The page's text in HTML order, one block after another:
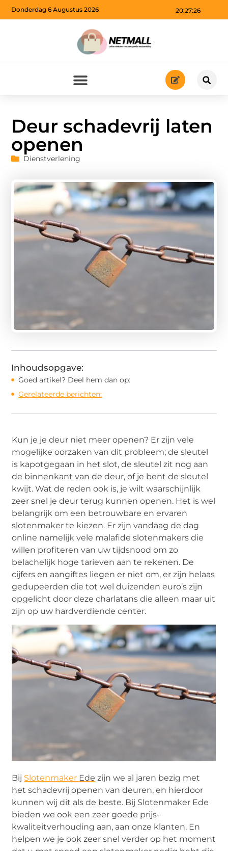
20:27:27
Donderdag 6 Augustus 2026
Deur schadevrij laten
openen
Dienstverlening
Inhoudsopgave:
Goed artikel? Deel hem dan op:
Gerelateerde berichten:
Kun je je deur niet meer openen? Er zijn vele
mogelijke oorzaken van dit probleem; de sleutel
is kapotgegaan in het slot, de sleutel zit nog aan
de binnenkant van de deur, of je bent de sleutel
kwijt. Wat de reden ook is, je wilt waarschijnlijk
zeer snel je deur terug kunnen openen. Het is wel
belangrijk om een betrouwbare en ervaren
slotenmaker te kiezen. Er zijn vandaag de dag
online namelijk vele malafide slotenmakers die
willen profiteren van uw tijdsnood om zo
belachelijk hoge tarieven aan te rekenen. De
cijfers en aangiftes liegen er niet om, er zijn helaas
gedupeerden die tot wel duizenden euro’s zijn
opgelicht door deze charlatans die alleen maar uit
zijn op uw hardverdiende center.
Bij Slotenmaker Ede zijn we al jaren bezig met
het schadevrij openen van deuren, en hierdoor
kunnen wij dit als de beste. Bij Slotenmaker Ede
bieden we ook een zeer goede prijs-
kwaliteitverhouding aan, aan onze klanten. En
helpen we je ook zeer snel verder op het moment